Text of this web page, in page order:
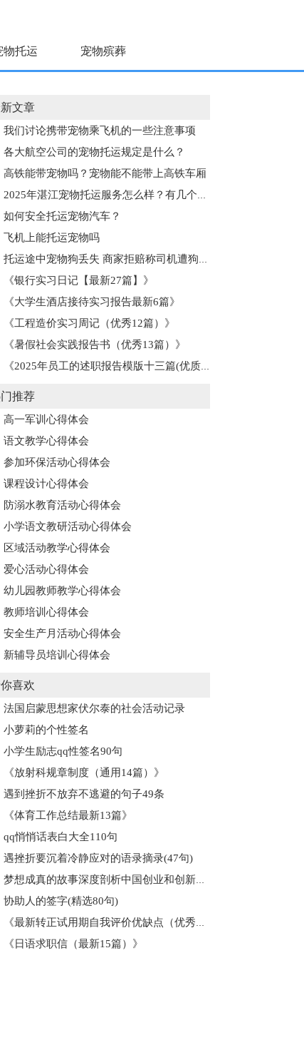
物托运 宠物殡葬
文章
我们讨论携带宠物乘飞机的一些注意事项
各大航空公司的宠物托运规定是什么？
高铁能带宠物吗？宠物能不能带上高铁车厢
2025年湛江宠物托运服务怎么样？有几个重要的注意事项
如何安全托运宠物汽车？
飞机上能托运宠物吗
托运途中宠物狗丢失 商家拒赔称司机遭狗咬伤
《银行实习日记【最新27篇】》
《大学生酒店接待实习报告最新6篇》
《工程造价实习周记（优秀12篇）》
《暑假社会实践报告书（优秀13篇）》
《2025年员工的述职报告模版十三篇(优质精彩18篇》
推荐
高一军训心得体会
语文教学心得体会
参加环保活动心得体会
课程设计心得体会
防溺水教育活动心得体会
小学语文教研活动心得体会
区域活动教学心得体会
爱心活动心得体会
幼儿园教师教学心得体会
教师培训心得体会
安全生产月活动心得体会
新辅导员培训心得体会
喜欢
法国启蒙思想家伏尔泰的社会活动记录
小萝莉的个性签名
小学生励志qq性签名90句
《放射科规章制度（通用14篇）》
遇到挫折不放弃不逃避的句子49条
《体育工作总结最新13篇》
qq悄悄话表白大全110句
遇挫折要沉着冷静应对的语录摘录(47句)
梦想成真的故事深度剖析中国创业和创新精神的代表人物
协助人的签字(精选80句)
《最新转正试用期自我评价优缺点（优秀6篇）》
《日语求职信（最新15篇）》